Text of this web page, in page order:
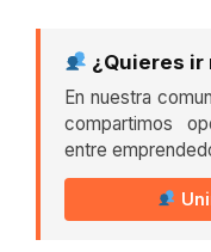
¿Quieres ir
En nuestra
compartimos
entre